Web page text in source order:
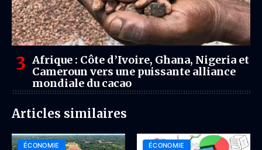
Afrique : Côte d’Ivoire, Ghana, Nigeria et
Cameroun vers une puissante alliance
mondiale du cacao
Articles similaires
ÉCONOMIE ÉCONOMIE